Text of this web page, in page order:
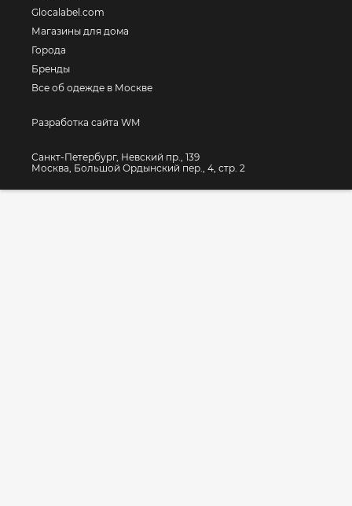
Glocalabel.com
Магазины для дома
Города
Бренды
Все об одежде в Москве
Разработка сайта WM
Санкт-Петербург, Невский пр., 139
Москва, Большой Ордынский пер., 4, стр. 2